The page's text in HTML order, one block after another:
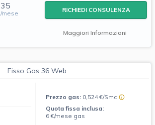
35
/mese RICHIEDI CONSULENZA
Maggiori Informazioni
Fisso Gas 36 Web
Prezzo gas: 0,524 €/Smc
Quota fissa inclusa:
6 €/mese gas